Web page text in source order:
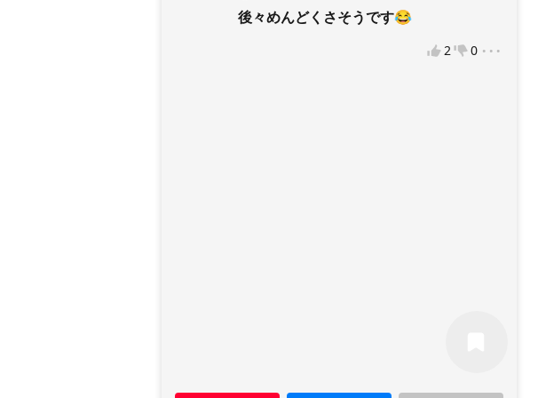
後々めんどくさそうです😂
2 0 ...
VOTEをもっと楽しむために、VOTEで使用するニックネ
ームを入力してください。